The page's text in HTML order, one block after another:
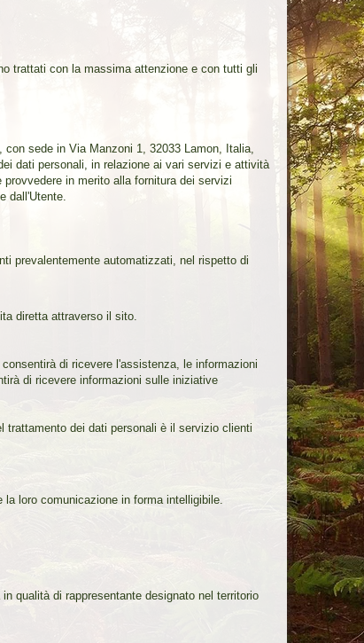
trattati con la massima attenzione e con tutti gli
sede in Via Manzoni 1, 32033 Lamon, Italia,
dati personali, in relazione ai vari servizi e attività
in merito alla fornitura dei servizi
dall'Utente.
prevalentemente automatizzati, nel rispetto di
diretta attraverso il sito.
di ricevere l'assistenza, le informazioni
di ricevere informazioni sulle iniziative
trattamento dei dati personali è il servizio clienti
loro comunicazione in forma intelligibile.
qualità di rappresentante designato nel territorio